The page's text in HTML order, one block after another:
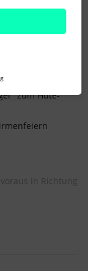
zum Hüte-
in Richtung